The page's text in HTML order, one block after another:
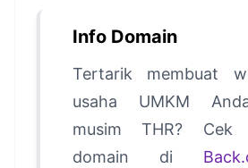
Info Domain
Tertarik membuat
usaha UMKM
musim THR? Cek
domain di